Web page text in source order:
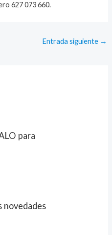
627 073 660.
Entrada siguiente →
para
novedades